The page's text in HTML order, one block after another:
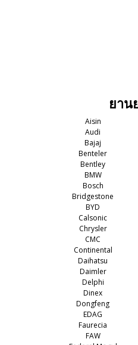
ยาน
Aisin
Audi
Bajaj
Benteler
Bentley
BMW
Bosch
Bridgestone
BYD
Calsonic
Chrysler
CMC
Continental
Daihatsu
Daimler
Delphi
Dinex
Dongfeng
EDAG
Faurecia
FAW